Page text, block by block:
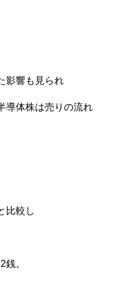
影響も見られ
導体株は売りの流れ
比較し
。